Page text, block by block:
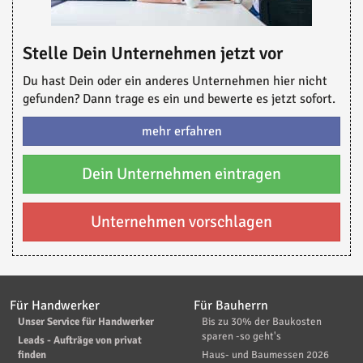
Stelle Dein Unternehmen jetzt vor
Du hast Dein oder ein anderes Unternehmen hier nicht
gefunden? Dann trage es ein und bewerte es jetzt sofort.
mehr erfahren
Dein Unternehmen eintragen
Unternehmen vorschlagen
Für Handwerker
Unser Service für Handwerker
Leads - Aufträge von privat
finden
Für Bauherrn
Bis zu 30% der Baukosten
sparen -so geht's
Haus- und Baumessen 2026